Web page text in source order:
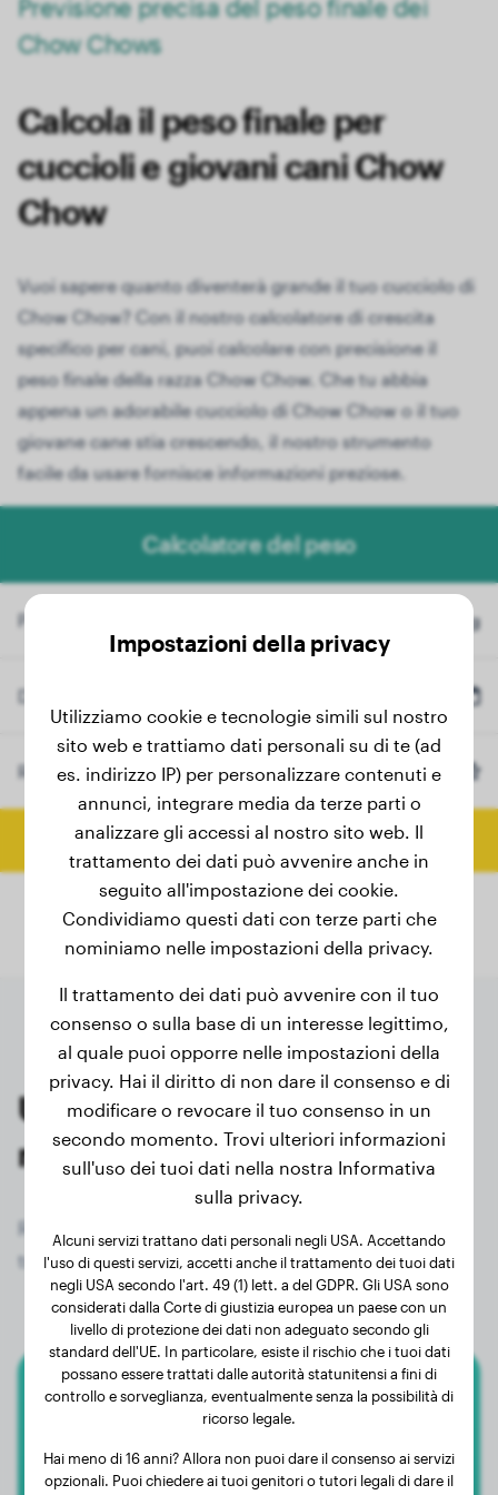
Previsione precisa del peso finale dei
Chow Chows
Calcola il peso finale per
cuccioli e giovani cani Chow
Chow
Vuoi sapere quanto diventerà grande il tuo cucciolo di
Chow Chow? Con il nostro calcolatore di crescita
specifico per cani, puoi calcolare con precisione il
peso finale della razza Chow Chow. Che tu abbia
appena un adorabile cucciolo di Chow Chow o il tuo
giovane cane stia crescendo, il nostro strumento
facile da usare fornisce informazioni preziose.
Calcolatore del peso
Peso attuale kg
Data di nascita
Razza(Opzionale) Chow Chow
Calcola peso finale
Ultime pesate dei proprietari
registrati di Chow Chow
Registrati ora gratuitamente e ottieni accesso a
tutti i 114 cani registrati della razza Chow Chow!
Chow Chow
Klemmbeutel
Impostazioni della privacy
Utilizziamo cookie e tecnologie simili sul nostro
sito web e trattiamo dati personali su di te (ad
es. indirizzo IP) per personalizzare contenuti e
annunci, integrare media da terze parti o
analizzare gli accessi al nostro sito web. Il
trattamento dei dati può avvenire anche in
seguito all'impostazione dei cookie.
Condividiamo questi dati con terze parti che
nominiamo nelle impostazioni della privacy.
Il trattamento dei dati può avvenire con il tuo
consenso o sulla base di un interesse legittimo,
al quale puoi opporre nelle impostazioni della
privacy. Hai il diritto di non dare il consenso e di
modificare o revocare il tuo consenso in un
secondo momento. Trovi ulteriori informazioni
sull'uso dei tuoi dati nella nostra Informativa
sulla privacy.
Alcuni servizi trattano dati personali negli USA. Accettando
l'uso di questi servizi, accetti anche il trattamento dei tuoi dati
negli USA secondo l'art. 49 (1) lett. a del GDPR. Gli USA sono
considerati dalla Corte di giustizia europea un paese con un
livello di protezione dei dati non adeguato secondo gli
standard dell'UE. In particolare, esiste il rischio che i tuoi dati
possano essere trattati dalle autorità statunitensi a fini di
controllo e sorveglianza, eventualmente senza la possibilità di
ricorso legale.
Hai meno di 16 anni? Allora non puoi dare il consenso ai servizi
opzionali. Puoi chiedere ai tuoi genitori o tutori legali di dare il